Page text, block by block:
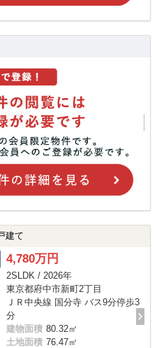
建て
4,780万円
2SLDK / 2026年
東京都府中市新町2丁目
ＪＲ中央線 国分寺 バス9分停歩3
分
建物面積 80.32㎡
土地面積 76.47㎡